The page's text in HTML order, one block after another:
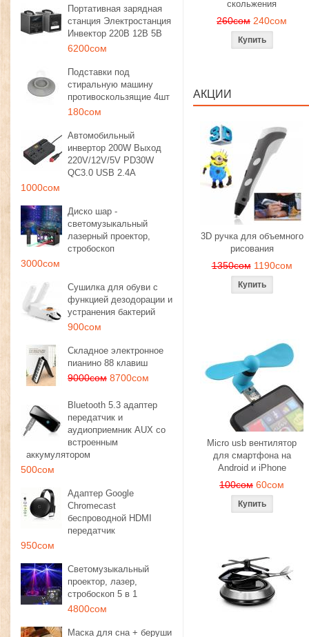
Портативная зарядная
станция Электростанция
Инвектор 220В 12В 5В
6200сом
Подставки под
стиральную машину
противоскользящие 4шт
180сом
Автомобильный
инвертор 200W Выход
220V/12V/5V PD30W
QC3.0 USB 2.4A
1000сом
Диско шар -
светомузыкальный
лазерный проектор,
стробоскоп
3000сом
Сушилка для обуви с
функцией дезодорации и
устранения бактерий
900сом
Складное электронное
пианино 88 клавиш
9000сом 8700сом
Bluetooth 5.3 адаптер
передатчик и
аудиоприемник AUX со
встроенным
аккумулятором
500сом
Адаптер Google
Chromecast
беспроводной HDMI
передатчик
950сом
Светомузыкальный
проектор, лазер,
стробоскоп 5 в 1
4800сом
Маска для сна + беруши
скольжения
260сом 240сом
АКЦИИ
3D ручка для объемного
рисования
1350сом 1190сом
Micro usb вентилятор
для смартфона на
Android и iPhone
100сом 60сом